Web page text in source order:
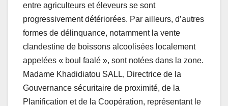
entre agriculteurs et éleveurs se sont
progressivement détériorées. Par ailleurs, d’autres
formes de délinquance, notamment la vente
clandestine de boissons alcoolisées localement
appelées « boul faalé », sont notées dans la zone.
Madame Khadidiatou SALL, Directrice de la
Gouvernance sécuritaire de proximité, de la
Planification et de la Coopération, représentant le